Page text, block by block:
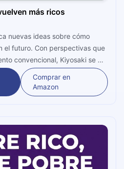
más ricos
nuevas ideas sobre cómo
el futuro. Con perspectivas que
convencional, Kiyosaki se ha
por su irreverencia y
ideas.
Comprar en
Amazon